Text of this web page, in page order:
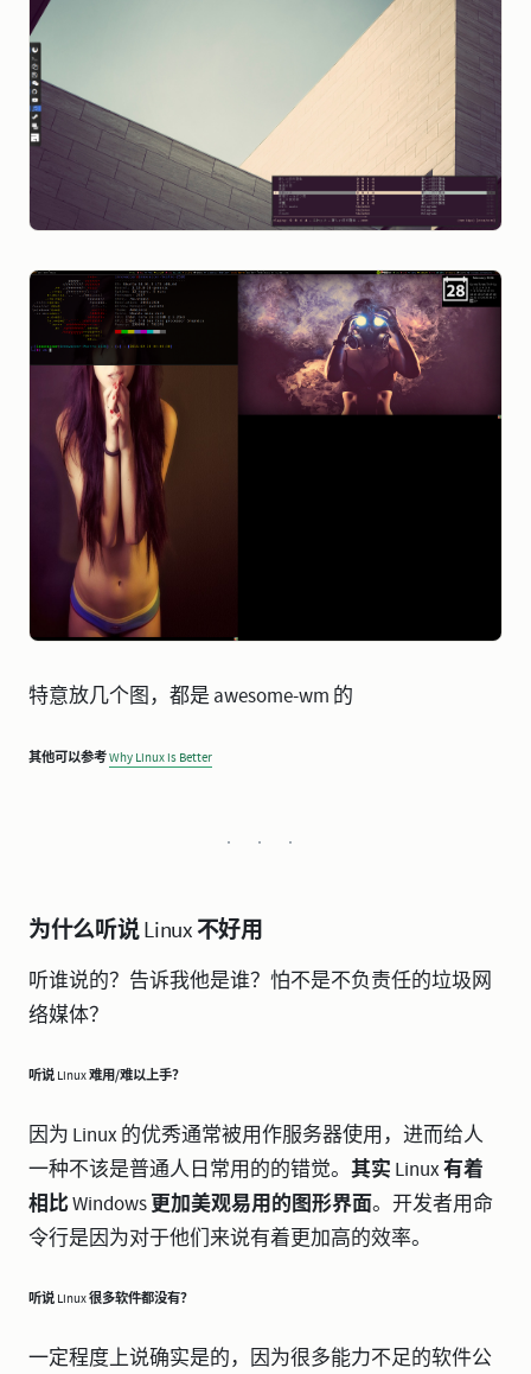
特意放几个图，都是 awesome-wm 的
其他可以参考Why Linux is Better
为什么听说 Linux 不好用
听谁说的？告诉我他是谁？怕不是不负责任的垃圾网
络媒体？
听说 Linux 难用/难以上手？
因为 Linux 的优秀通常被用作服务器使用，进而给人
一种不该是普通人日常用的的错觉。 其实 Linux 有着
相比 Windows 更加美观易用的图形界面。开发者用命
令行是因为对于他们来说有着更加高的效率。
听说 Linux 很多软件都没有？
一定程度上说确实是的，因为很多能力不足的软件公